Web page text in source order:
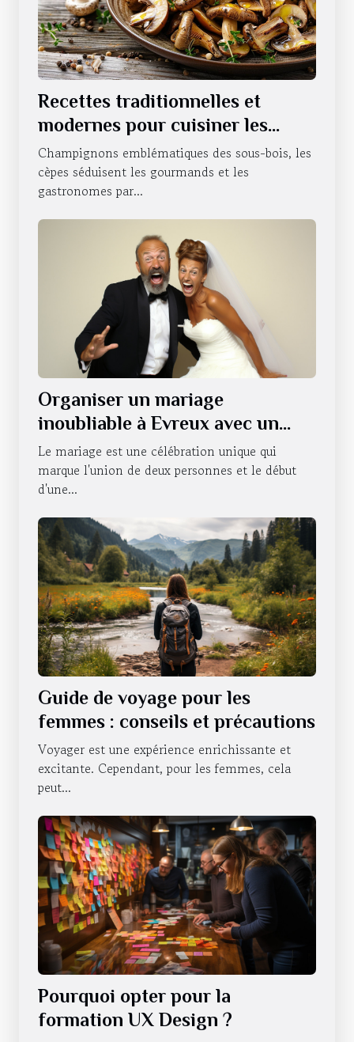
Recettes traditionnelles et
modernes pour cuisiner les
cèpes
Champignons emblématiques des sous-bois, les
cèpes séduisent les gourmands et les
gastronomes par...
Organiser un mariage
inoubliable à Evreux avec un
photobooth
Le mariage est une célébration unique qui
marque l'union de deux personnes et le début
d'une...
Guide de voyage pour les
femmes : conseils et précautions
Voyager est une expérience enrichissante et
excitante. Cependant, pour les femmes, cela
peut...
Pourquoi opter pour la
formation UX Design ?